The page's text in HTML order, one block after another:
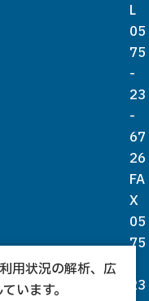
L
05
75
-
23
-
67
26
FA
X
05
75
23
用状況の解析、広
います。